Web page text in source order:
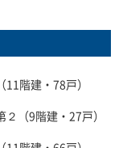
階建・78戸）
（9階建・27戸）